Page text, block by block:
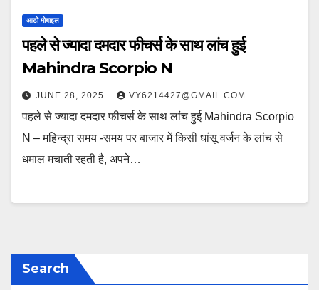
आटो मोबाइल
पहले से ज्यादा दमदार फीचर्स के साथ लांच हुई
Mahindra Scorpio N
JUNE 28, 2025 VY6214427@GMAIL.COM
पहले से ज्यादा दमदार फीचर्स के साथ लांच हुई Mahindra Scorpio
N – महिन्द्रा समय -समय पर बाजार में किसी धांसू वर्जन के लांच से
धमाल मचाती रहती है, अपने…
Search